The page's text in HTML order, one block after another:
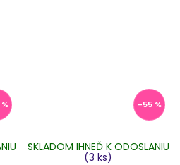
–55 %
SKLADOM IHNEĎ K ODOSLANIU
(3 ks)